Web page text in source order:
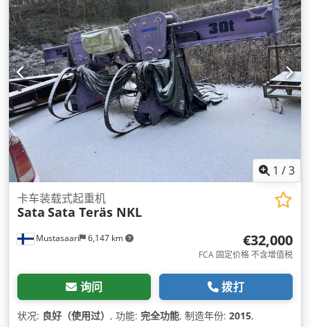
1 /3
Mustasaari 6,147 km
卡车装载式起重机
Sata Sata Teräs NKL
€32,000
FCA 固定价格 不含增值税
询问 拨打
状况: 良好（使用过） , 功能: 完全功能, 制造年份: 2015,